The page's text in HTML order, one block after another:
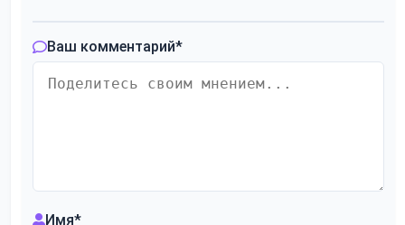
Ваш комментарий*
Имя*